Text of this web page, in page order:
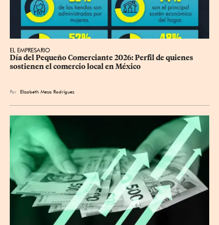
EL EMPRESARIO
Día del Pequeño Comerciante 2026: Perfil de quienes
sostienen el comercio local en México
Por Elizabeth Meza Rodríguez